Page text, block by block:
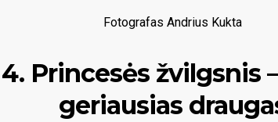
Fotografas Andrius Kukta
4. Princesės žvilgsnis
geriausias